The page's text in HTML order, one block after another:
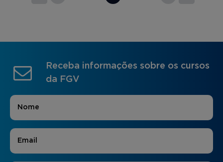
Receba informações sobre os cursos
da FGV
Nome
E-mail